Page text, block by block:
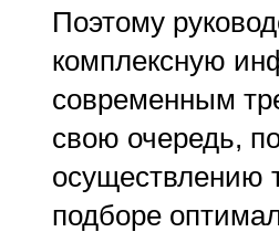
Поэтому
комплексную
современным
свою очередь,
осуществлению
подборе